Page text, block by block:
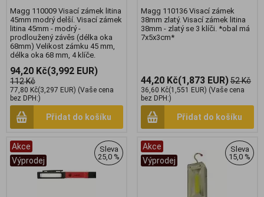
Magg 110009 Visací zámek litina
45mm modrý delší. Visací zámek
litina 45mm - modrý -
prodloužený závěs (délka oka
68mm) Velikost zámku 45 mm,
délka oka 68 mm, 4 klíče.
94,20 Kč(3,992 EUR)
112 Kč
77,80 Kč(3,297 EUR) (Vaše cena
bez DPH:)
Přidat do košíku
Magg 110136 Visací zámek
38mm zlatý. Visací zámek litina
38mm - zlatý se 3 klíči. *obal má
7x5x3cm*
44,20 Kč(1,873 EUR)52 Kč
36,60 Kč(1,551 EUR) (Vaše cena
bez DPH:)
Přidat do košíku
Akce
Výprodej
Sleva
25,0 %
Akce
Výprodej
Sleva
15,0 %